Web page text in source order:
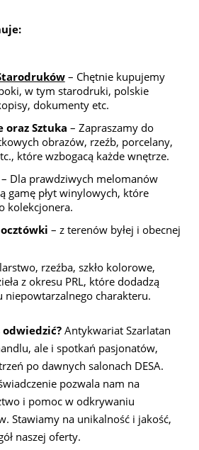
– Chętnie kupujemy
w tym starodruki, polskie
dokumenty etc.
Sztuka – Zapraszamy do
obrazów, rzeźb, porcelany,
które wzbogacą każde wnętrze.
Dla prawdziwych melomanów
gamę płyt winylowych, które
kolekcjonera.
– z terenów byłej i obecnej
rzeźba, szkło kolorowe,
z okresu PRL, które dodadzą
niepowtarzalnego charakteru.
odwiedzić? Antykwariat Szarlatan
ale i spotkań pasjonatów,
po dawnych salonach DESA.
pozwala nam na
i pomoc w odkrywaniu
Stawiamy na unikalność i jakość,
naszej oferty.